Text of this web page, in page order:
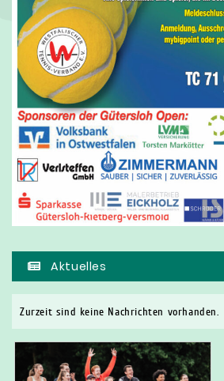
Aktuelles
Zurzeit sind keine Nachrichten vorhanden.